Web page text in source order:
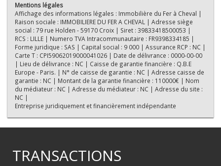
Mentions légales
Affichage des informations légales : Immobilière du Fer à Cheval |
Raison sociale : IMMOBILIERE DU FER A CHEVAL | Adresse siège
social : 79 rue Holden - 59170 Croix | Siret : 39833418500053 |
RCS : LILLE | Numero TVA Intracommunautaire : FR9398334185 |
Forme juridique : SAS | Capital social : 9 000 | Assurance RCP : NC |
Carte T : CPI59062019000041026 | Date de délivrance : 0000-00-00
| Lieu de délivrance : NC | Caisse de garantie financière : Q.B.E
Europe - Paris. | N° de caisse de garantie : NC | Adresse caisse de
garantie : NC | Montant de la garantie financière : 110000€ | Nom
du médiateur : NC | Adresse du médiateur : NC | Adresse du site :
NC |
Entreprise juridiquement et financièrement indépendante
TRANSACTIONS